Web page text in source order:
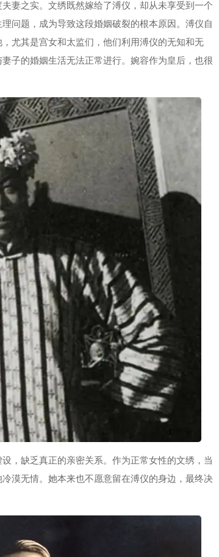
妻之实。文绣既然嫁给了溥仪，却从未享受到一个
问题，成为导致这段婚姻破裂的根本原因。溥仪自
尤其是宫女和太监们，他们利用溥仪的无知和无
子的婚姻生活无法正常进行。婉容作为皇后，也很
，缺乏真正的亲密关系。作为正常女性的文绣，当
漠无情。她本来也不愿意留在溥仪的身边，最终决